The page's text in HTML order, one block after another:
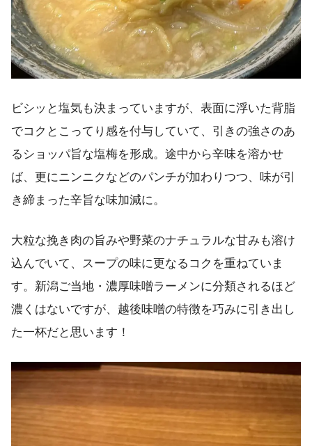
ビシッと塩気も決まっていますが、表面に浮いた背脂
でコクとこってり感を付与していて、引きの強さのあ
るショッパ旨な塩梅を形成。途中から辛味を溶かせ
ば、更にニンニクなどのパンチが加わりつつ、味が引
き締まった辛旨な味加減に。
大粒な挽き肉の旨みや野菜のナチュラルな甘みも溶け
込んでいて、スープの味に更なるコクを重ねていま
す。新潟ご当地・濃厚味噌ラーメンに分類されるほど
濃くはないですが、越後味噌の特徴を巧みに引き出し
た一杯だと思います！